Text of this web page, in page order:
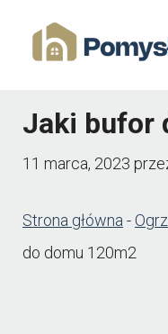
Jaki bufor
11 marca, 2023
Strona główna -
do domu 120m2